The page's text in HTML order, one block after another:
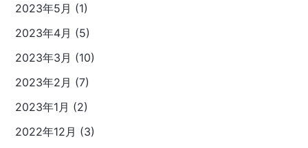
2023年5月 (1)
2023年4月 (5)
2023年3月 (10)
2023年2月 (7)
2023年1月 (2)
2022年12月 (3)